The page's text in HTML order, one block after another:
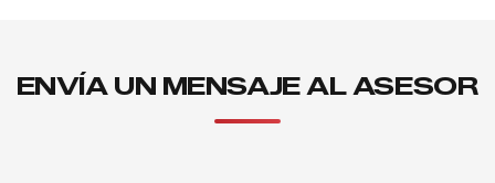
ENVÍA UN MENSAJE AL ASESOR